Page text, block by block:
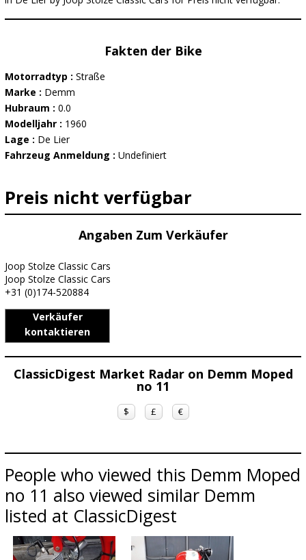
Fakten der Bike
Motorradtyp : Straße
Marke : Demm
Hubraum : 0.0
Modelljahr : 1960
Lage : De Lier
Fahrzeug Anmeldung : Undefiniert
Preis nicht verfügbar
Angaben Zum Verkäufer
Joop Stolze Classic Cars
Joop Stolze Classic Cars
+31 (0)174-520884
Verkäufer
kontaktieren
ClassicDigest Market Radar on Demm Moped
no 11
$ £ €
People who viewed this Demm Moped
no 11 also viewed similar Demm
listed at ClassicDigest